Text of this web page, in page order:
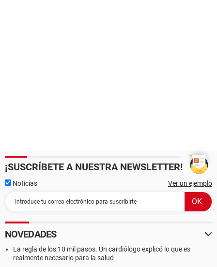
¡SUSCRÍBETE A NUESTRA NEWSLETTER!
Noticias Ver un ejemplo
NOVEDADES
La regla de los 10 mil pasos. Un cardiólogo explicó lo que es
realmente necesario para la salud